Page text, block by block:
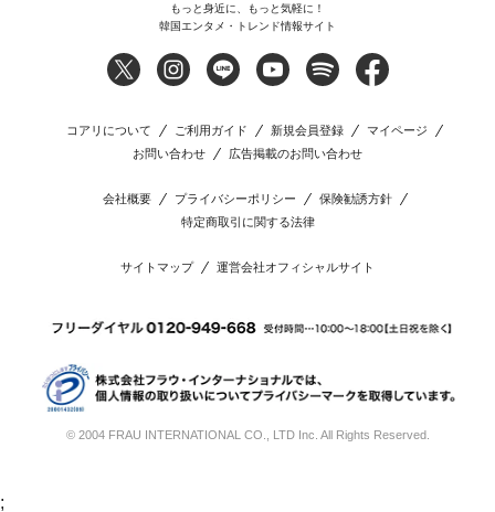
もっと身近に、もっと気軽に！
韓国エンタメ・トレンド情報サイト
コアリについて ご利用ガイド 新規会員登録
マイページ
お問い合わせ
広告掲載のお問い合わせ
会社概要 プライバシーポリシー
保険勧誘方針
特定商取引に関する法律
サイトマップ 運営会社オフィシャルサイト
© 2004 FRAU INTERNATIONAL CO., LTD Inc. All Rights Reserved.
;